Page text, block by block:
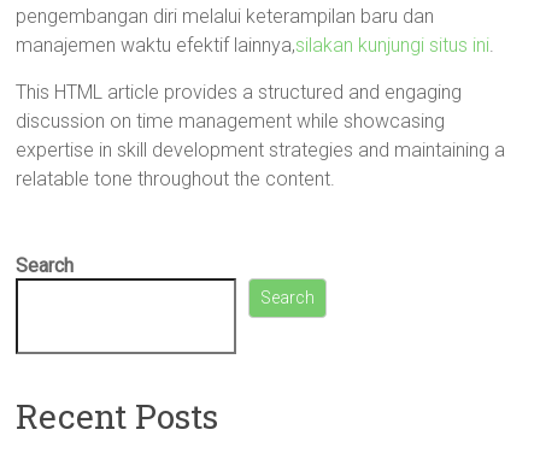
pengembangan diri melalui keterampilan baru dan
manajemen waktu efektif lainnya,silakan kunjungi situs ini.
This HTML article provides a structured and engaging
discussion on time management while showcasing
expertise in skill development strategies and maintaining a
relatable tone throughout the content.
Search
Search
Recent Posts